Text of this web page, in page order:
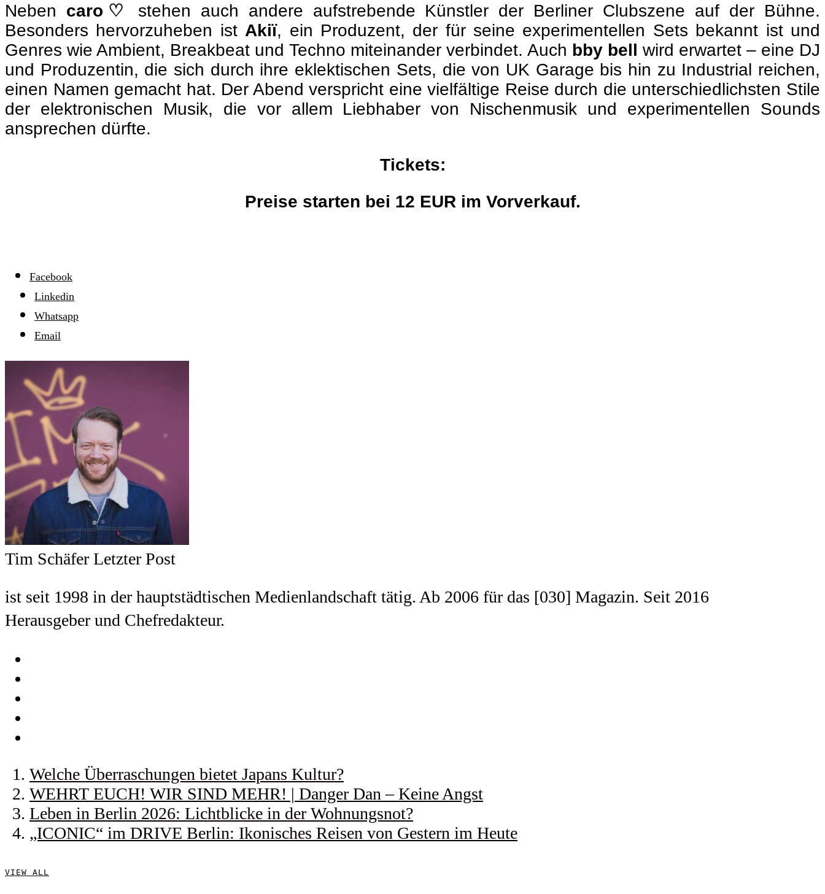
Neben caro♡
stehen auch andere aufstrebende Künstler der Berliner Clubszene auf der Bühne.
Besonders hervorzuheben ist Akiï, ein Produzent, der für seine experimentellen Sets bekannt ist und
Genres wie Ambient, Breakbeat und Techno miteinander verbindet. Auch bby bell wird erwartet – eine DJ
und Produzentin, die sich durch ihre eklektischen Sets, die von UK Garage bis hin zu Industrial reichen,
einen Namen gemacht hat. Der Abend verspricht eine vielfältige Reise durch die unterschiedlichsten Stile
der elektronischen Musik, die vor allem Liebhaber von Nischenmusik und experimentellen Sounds
ansprechen dürfte.
Tickets:
Preise starten bei 12 EUR im Vorverkauf.
Facebook
Linkedin
Whatsapp
Email
Tim Schäfer Letzter Post
ist seit 1998 in der hauptstädtischen Medienlandschaft tätig. Ab 2006 für das [030] Magazin. Seit 2016
Herausgeber und Chefredakteur.
Welche Überraschungen bietet Japans Kultur?
WEHRT EUCH! WIR SIND MEHR! | Danger Dan – Keine Angst
Leben in Berlin 2026: Lichtblicke in der Wohnungsnot?
„ICONIC“ im DRIVE Berlin: Ikonisches Reisen von Gestern im Heute
VIEW ALL